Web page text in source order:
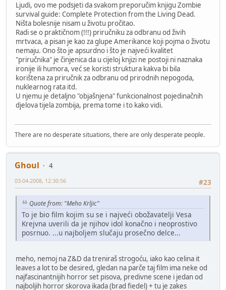
Ljudi, ovo me podsjeti da svakom preporučim knjigu Zombie
survival guide: Complete Protection from the Living Dead.
Ništa bolesnije nisam u životu pročitao.
Radi se o praktičnom (!!!) priručniku za odbranu od živih
mrtvaca, a pisan je kao za glupe Amerikance koji pojma o životu
nemaju. Ono što je apsurdno i što je najveći kvalitet
"priručnika" je činjenica da u cijeloj knjizi ne postoji ni naznaka
ironije ili humora, već se koristi struktura kakva bi bila
korištena za priručnik za odbranu od prirodnih nepogoda,
nuklearnog rata itd.
U njemu je detaljno "objašnjena" funkcionalnost pojedinačnih
djelova tijela zombija, prema tome i to kako vidi.
There are no desperate situations, there are only desperate people.
Ghoul
4
#23
03-04-2008, 12:30:56
Quote from: "Meho Krljic"
To je bio film kojim su se i najveći obožavatelji Vesa
Krejvna uverili da je njihov idol konačno i neoprostivo
posrnuo. ...u najboljem slučaju prosečno delce...
meho, nemoj na Z&D da treniraš strogoću, iako kao celina it
leaves a lot to be desired, gledan na parče taj film ima neke od
najfascinantnijih horror set pisova, predivne scene i jedan od
najboljih horror skorova ikada (brad fiedel) + tu je zakes